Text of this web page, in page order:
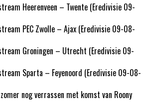
Heerenveen – Twente (Eredivisie 09-
PEC Zwolle – Ajax (Eredivisie 09-08-
Groningen – Utrecht (Eredivisie 09-
Sparta – Feyenoord (Eredivisie 09-08-
zomer nog verrassen met komst van Roony